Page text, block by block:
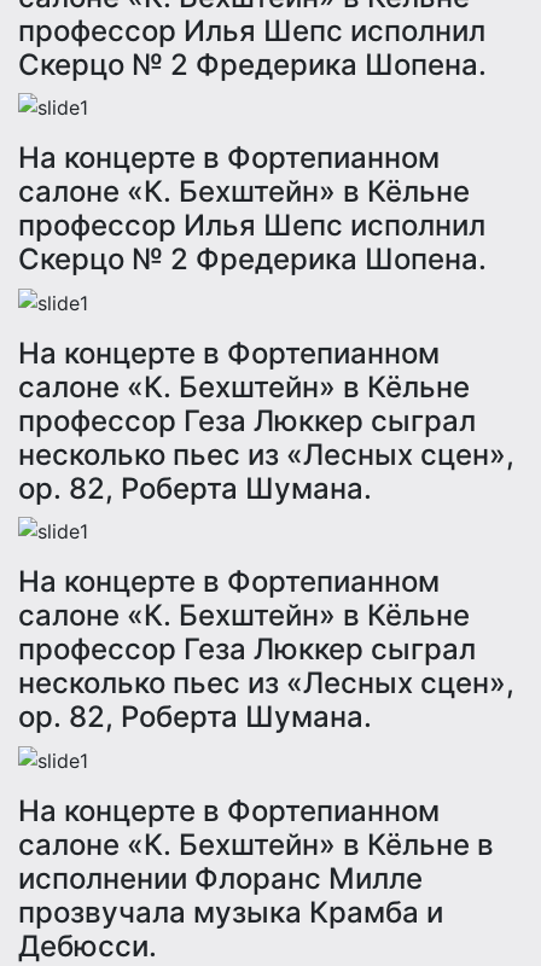
профессор Илья Шепс исполнил
Скерцо № 2 Фредерика Шопена.
На концерте в Фортепианном
салоне «К. Бехштейн» в Кёльне
профессор Илья Шепс исполнил
Скерцо № 2 Фредерика Шопена.
На концерте в Фортепианном
салоне «К. Бехштейн» в Кёльне
профессор Геза Люккер сыграл
несколько пьес из «Лесных сцен»,
оp. 82, Роберта Шумана.
На концерте в Фортепианном
салоне «К. Бехштейн» в Кёльне
профессор Геза Люккер сыграл
несколько пьес из «Лесных сцен»,
оp. 82, Роберта Шумана.
На концерте в Фортепианном
салоне «К. Бехштейн» в Кёльне в
исполнении Флорaнс Милле
прозвучала музыка Крамба и
Дебюсси.